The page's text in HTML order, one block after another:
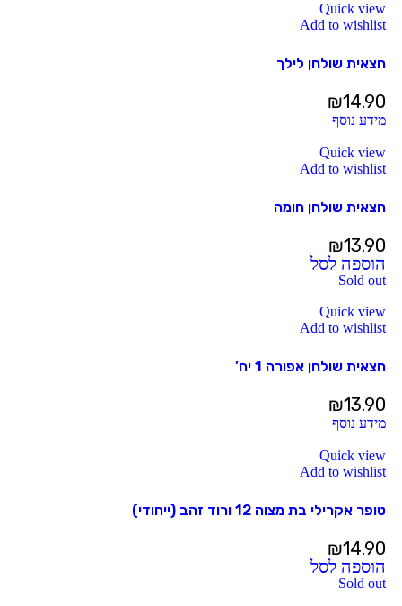
Quick view
Add to wishlist
חצאית שולחן לילך
₪14.90
מידע נוסף
Quick view
Add to wishlist
חצאית שולחן חומה
₪13.90
הוספה לסל
Sold out
Quick view
Add to wishlist
חצאית שולחן אפורה 1 יח’
₪13.90
מידע נוסף
Quick view
Add to wishlist
טופר אקרילי בת מצוה 12 ורוד זהב (ייחודי)
₪14.90
הוספה לסל
Sold out